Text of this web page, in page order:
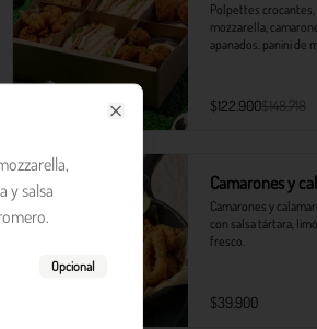
Polpettes crocantes,
mozzarella,
apanados, panini de
$122.900$148.718
Camarones y
Camarones y
con salsa tártara,
fresco.
$39.900
y salsa
Opcional
Close